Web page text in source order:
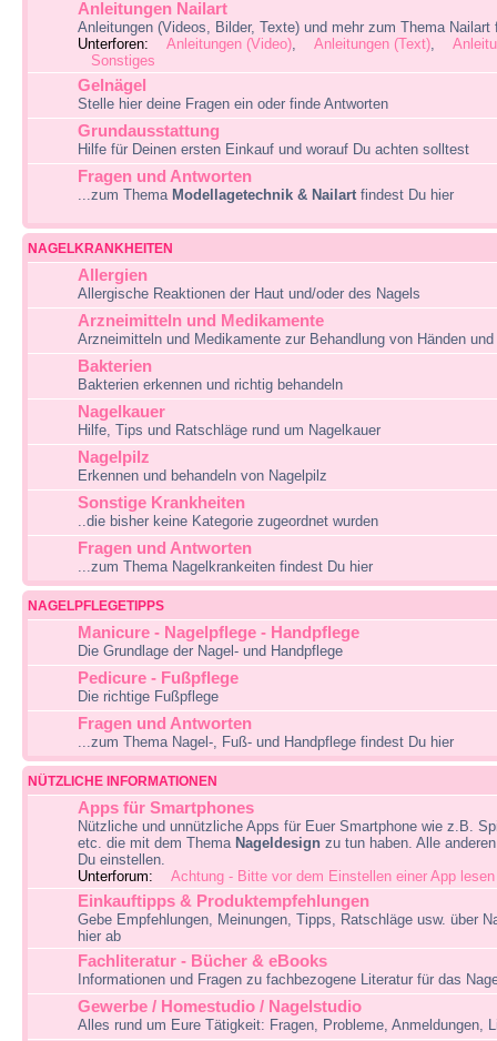
Anleitungen Nailart
Anleitungen (Videos, Bilder, Texte) und mehr zum Thema Nailart
Unterforen:
Anleitungen (Video), Anleitungen (Text),
Sonstiges
Gelnägel
Stelle hier deine Fragen ein oder finde Antworten
Grundausstattung
Hilfe für Deinen ersten Einkauf und worauf Du achten solltest
Fragen und Antworten
...zum Thema Modellagetechnik & Nailartfindest Du hier
NAGELKRANKHEITEN
Allergien
Allergische Reaktionen der Haut und/oder des Nagels
Arzneimitteln und Medikamente
Arzneimitteln und Medikamente zur Behandlung von Händen und
Bakterien
Bakterien erkennen und richtig behandeln
Nagelkauer
Hilfe, Tips und Ratschläge rund um Nagelkauer
Nagelpilz
Erkennen und behandeln von Nagelpilz
Sonstige Krankheiten
..die bisher keine Kategorie zugeordnet wurden
Fragen und Antworten
...zum Thema Nagelkrankeiten findest Du hier
NAGELPFLEGETIPPS
Manicure - Nagelpflege - Handpflege
Die Grundlage der Nagel- und Handpflege
Pedicure - Fußpflege
Die richtige Fußpflege
Fragen und Antworten
...zum Thema Nagel-, Fuß- und Handpflege findest Du hier
NÜTZLICHE INFORMATIONEN
Apps für Smartphones
Nützliche und unnützliche Apps für Euer Smartphone wie z.B.
etc. die mit dem Thema Nageldesign zu tun haben. Alle
Du einstellen.
Unterforum:
Achtung - Bitte vor dem Einstellen einer App lesen
Einkauftipps & Produktempfehlungen
Gebe Empfehlungen, Meinungen, Tipps, Ratschläge usw. über
hier ab
Fachliteratur - Bücher & eBooks
Informationen und Fragen zu fachbezogene Literatur für das
Gewerbe / Homestudio / Nagelstudio
Alles rund um Eure Tätigkeit: Fragen, Probleme, Anmeldungen,